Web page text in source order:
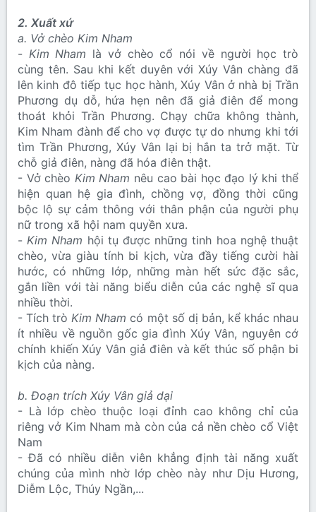
2. Xuất xứ
a. Vở chèo Kim Nham
- Kim Nham là vở chèo cổ nói về người học trò
cùng tên. Sau khi kết duyên với Xúy Vân chàng đã
lên kinh đô tiếp tục học hành, Xúy Vân ở nhà bị Trần
Phương dụ dỗ, hứa hẹn nên đã giả điên để mong
thoát khỏi Trần Phương. Chạy chữa không thành,
Kim Nham đành để cho vợ được tự do nhưng khi tới
tìm Trần Phương, Xúy Vân lại bị hắn ta trở mặt. Từ
chỗ giả điên, nàng đã hóa điên thật.
- Vở chèo Kim Nham nêu cao bài học đạo lý khi thể
hiện quan hệ gia đình, chồng vợ, đồng thời cũng
bộc lộ sự cảm thông với thân phận của người phụ
nữ trong xã hội nam quyền xưa.
-Kim Nham hội tụ được những tinh hoa nghệ thuật
chèo, vừa giàu tính bi kịch, vừa đầy tiếng cười hài
hước, có những lớp, những màn hết sức đặc sắc,
gắn liền với tài năng biểu diễn của các nghệ sĩ qua
nhiều thời.
- Tích tròKim Nham có một số dị bản, kể khác nhau
ít nhiều về nguồn gốc gia đình Xúy Vân, nguyên cớ
chính khiến Xúy Vân giả điên và kết thúc số phận bi
kịch của nàng.
b. Đoạn trích Xúy Vân giả dại
- Là lớp chèo thuộc loại đỉnh cao không chỉ của
riêng vở Kim Nham mà còn của cả nền chèo cổ Việt
Nam
- Đã có nhiều diễn viên khẳng định tài năng xuất
chúng của mình nhờ lớp chèo này như Dịu Hương,
Diễm Lộc, Thúy Ngần,...